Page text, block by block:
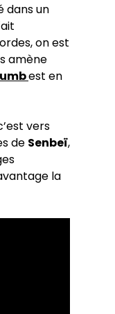
dans un
on est
amène
est en
vers
de Senbeï,
la